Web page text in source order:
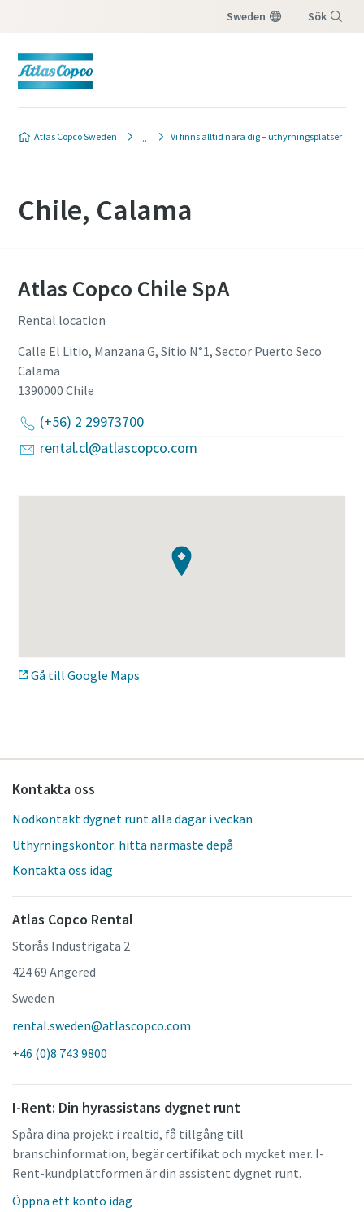
Sweden Sök
Atlas Copco Sweden Vi finns alltid nära dig – uthyrningsplatser
Chile, Calama
Atlas Copco Chile SpA
Rental location
Calle El Litio, Manzana G, Sitio N°1, Sector Puerto Seco
Calama
1390000 Chile
(+56) 2 29973700
rental.cl@atlascopco.com
Gå till Google Maps
Kontakta oss
Nödkontakt dygnet runt alla dagar i veckan
Uthyrningskontor: hitta närmaste depå
Kontakta oss idag
Atlas Copco Rental
Storås Industrigata 2
424 69 Angered
Sweden
rental.sweden@atlascopco.com
+46 (0)8 743 9800
I-Rent: Din hyrassistans dygnet runt
Spåra dina projekt i realtid, få tillgång till
branschinformation, begär certifikat och mycket mer. I-
Rent-kundplattformen är din assistent dygnet runt.
Öppna ett konto idag